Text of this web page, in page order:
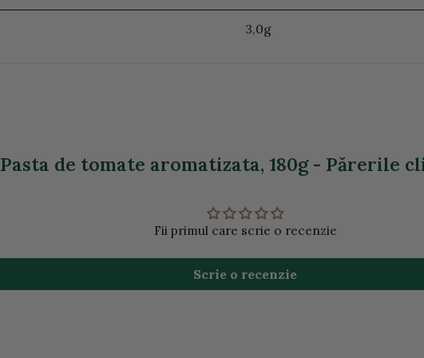
3,0g
Pasta de tomate aromatizata, 180g - Părerile
Fii primul care scrie o recenzie
Scrie o recenzie